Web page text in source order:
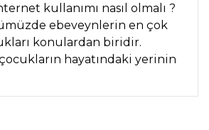
kullanımı nasıl olmalı ?
ebeveynlerin en çok
konulardan biridir.
hayatındaki yerinin